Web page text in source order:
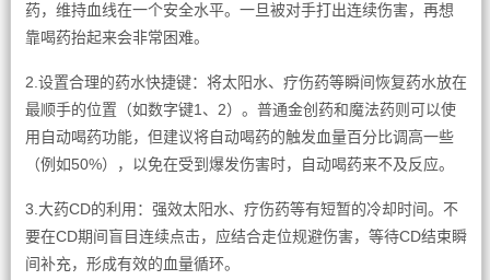
药，维持血线在一个安全水平。一旦被对手打出连续伤害，再想
靠喝药抬起来会非常困难。
2.设置合理的药水快捷键：将太阳水、疗伤药等瞬间恢复药水放在
最顺手的位置（如数字键1、2）。普通金创药和魔法药则可以使
用自动喝药功能，但建议将自动喝药的触发血量百分比调高一些
（例如50%），以免在受到爆发伤害时，自动喝药来不及反应。
3.大药CD的利用：强效太阳水、疗伤药等有短暂的冷却时间。不
要在CD期间盲目连续点击，应结合走位规避伤害，等待CD结束瞬
间补充，形成有效的血量循环。